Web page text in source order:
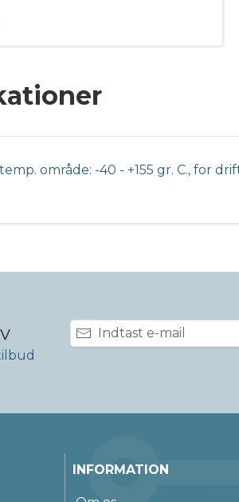
temp. område: -40 - +155 gr. C., for
INFORMATION